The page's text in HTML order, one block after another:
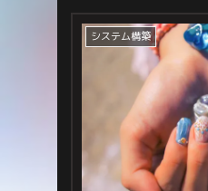
システム構築